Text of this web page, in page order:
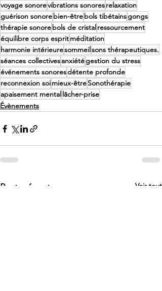
voyage sonorevibrations sonoresrelaxation
guérison sonore bien-être bols tibétainsgongs
thérapie sonore bols de cristal ressourcement
équilibre corps espritméditation
harmonie intérieuresommeil sons thérapeutiques.
séances collectivesanxiétégestion du stress
événements sonoresdétente profonde
reconnexion soimieux-êtreSonothérapie
apaisement mental lâcher-prise
Évènements
Posts récents Voir tout